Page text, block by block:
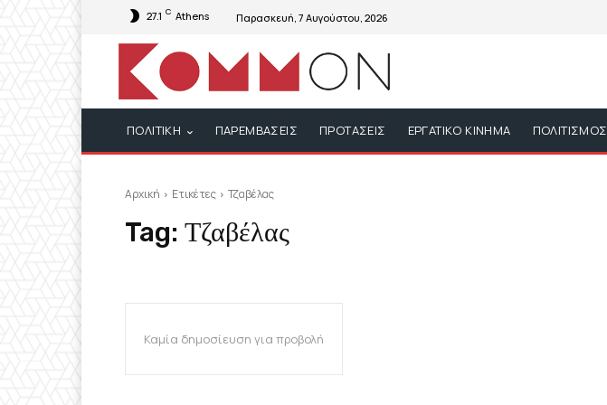
27.1 C Athens Παρασκευή, 7 Αυγούστου, 2026
ΠΟΛΙΤΙΚΗ ΠΑΡΕΜΒΑΣΕΙΣ ΠΡΟΤΑΣΕΙΣ ΕΡΓΑΤΙΚΟ ΚΙΝΗΜΑ ΠΟΛΙΤΙΣΜΟΣ
Αρχική Ετικέτες Τζαβέλας
Tag: Τζαβέλας
Καμία δημοσίευση για προβολή